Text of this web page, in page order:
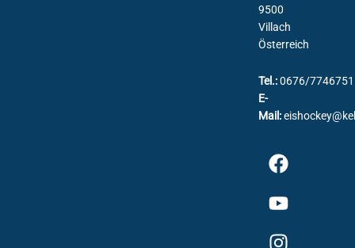
9500
Villach
Österreich
Tel.:0676/7746751
E-
Mail: